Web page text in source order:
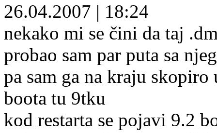
26.04.2007 | 18:24
nekako mi se čini da taj
probao sam par puta sa
pa sam ga na kraju
boota tu 9tku
kod restarta se pojavi 9.2